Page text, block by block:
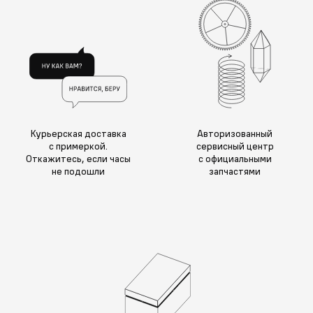
Курьерская доставка
с примеркой.
Откажитесь, если часы
не подошли
Авторизованный
сервисный центр
с официальными
запчастями